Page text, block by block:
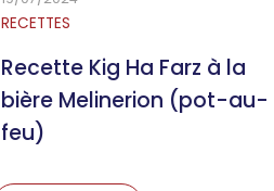
RECETTES
Recette Kig Ha Farz à la
bière Melinerion (pot-au-
feu)